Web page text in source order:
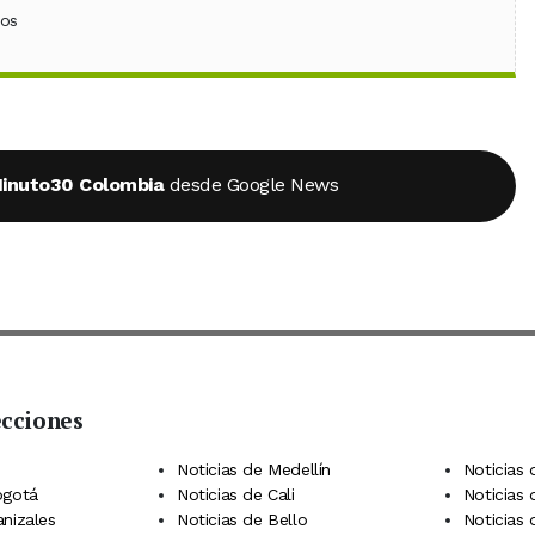
WhatsApp
Colombia desde Google News
Noticias de Medellín
Noticias
Noticias de Cali
Noticias
Noticias de Bello
Noticias